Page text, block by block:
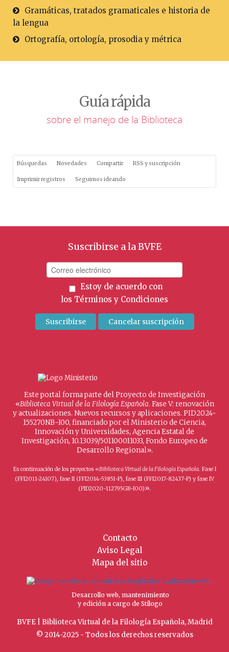
Gramáticas, tratados gramaticales e historia de
la lengua
Ortografía, ortología, prosodia y métrica
Guía rápida
sobre el manejo de la Biblioteca
Búsquedas Novedades Compartir RSS y suscripción
Imprimir registros Seguimos ideando
Suscribirse a la BVFE
Estoy de acuerdo con
los Términos y Condiciones
Este portal forma parte del Proyecto de Investigación
«Biblioteca Virtual de la Filología Española. Fase V: renovación
y actualizaciones. Nuevos recursos y aplicaciones. PID2024-
155270NB-I00, financiado por el Ministerio de Ciencia,
Innovación y Universidades, Agencia Estatal de
Investigación, 10.13039/501100011033, Fondo Europeo de
Desarrollo Regional».
Es continuación de los proyectos «Biblioteca Virtual de la Filología Española. Fase I
(FFI2011-24107), fase II (FFI2014-53851-P), fase III (FFI2017-82437-P) y fase IV
(PID2020-112795GB-I00)».
Contacto
Aviso Legal
Mapa del sitio
Desarrollo web, mantenimiento
y edición a cargo de Stílogo
BVFE | Biblioteca Virtual de la Filología Española, Madrid
© 2014-2025 - Todos los derechos reservados